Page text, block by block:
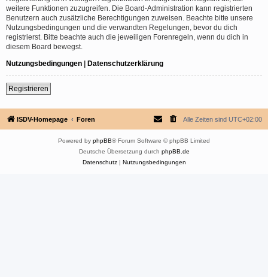
weitere Funktionen zuzugreifen. Die Board-Administration kann registrierten
Benutzern auch zusätzliche Berechtigungen zuweisen. Beachte bitte unsere
Nutzungsbedingungen und die verwandten Regelungen, bevor du dich
registrierst. Bitte beachte auch die jeweiligen Forenregeln, wenn du dich in
diesem Board bewegst.
Nutzungsbedingungen | Datenschutzerklärung
Registrieren
ISDV-Homepage Foren Alle Zeiten sind UTC+02:00
Powered by phpBB® Forum Software © phpBB Limited
Deutsche Übersetzung durch phpBB.de
Datenschutz| Nutzungsbedingungen